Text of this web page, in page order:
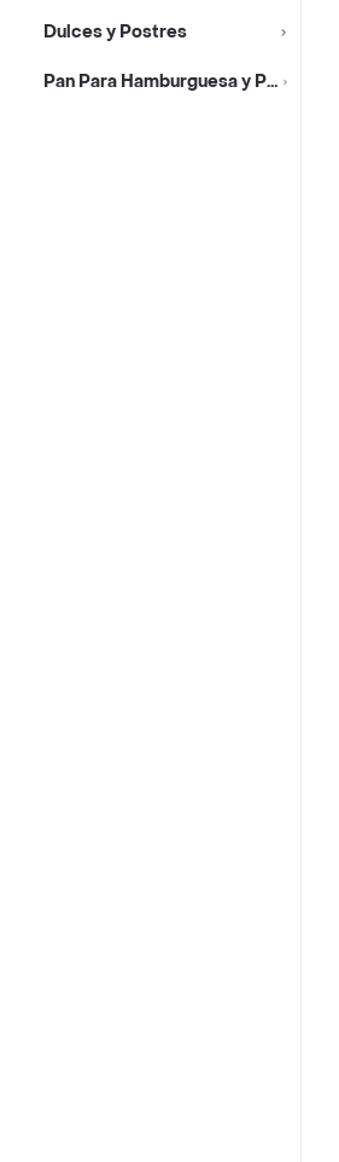
Dulces y Postres
Pan Para Hamburguesa y Perro Caliente